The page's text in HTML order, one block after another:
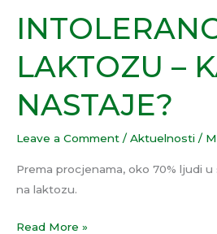
LAKTOZU –
NASTAJE?
Leave a Comment / Aktuelnosti /
Prema procjenama, oko 70% ljudi
na laktozu.
LAKTOZU
–
KAKO
Read More »